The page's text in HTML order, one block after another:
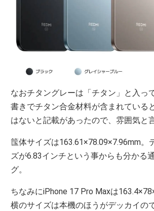
なおチタングレーは「チタン」と入っ
書きでチタン合金材料が含まれている
はないと記載があったので、雰囲気と
筺体サイズは163.61×78.09×7.96mm。
ズが6.83インチという事からも分かる
グ。
ちなみにiPhone 17 Pro Maxは
横のサイズは本機のほうがデッカイの